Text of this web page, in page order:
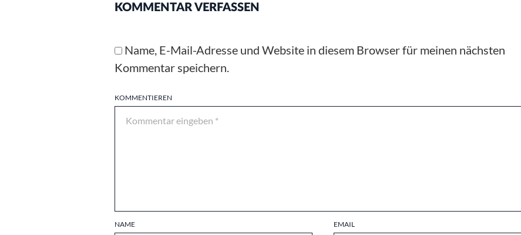
KOMMENTAR VERFASSEN
KOMMENTIEREN
NAME EMAIL
Name, E-Mail-Adresse und Website in diesem Browser für meinen nächsten
Kommentar speichern.